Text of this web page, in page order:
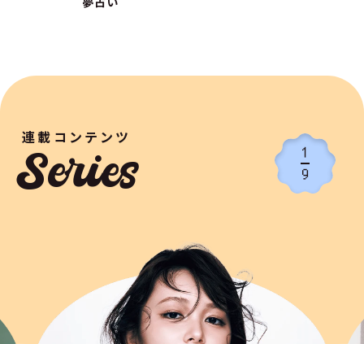
連載コンテンツ
Series
1
9